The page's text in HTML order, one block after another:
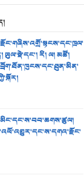
རི། ལ། མཚོ།